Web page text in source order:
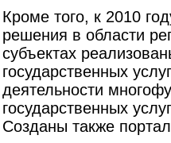
Кроме того, к 2010
решения в области
субъектах
государственных
деятельности
государственных
Созданы также